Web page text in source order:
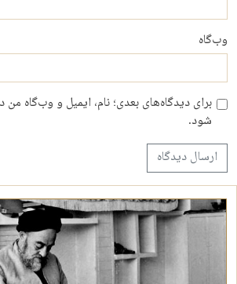
وب‌گاه
برای دیدگاه‌های بعدی؛ نام، ایمیل و وب‌گاه من
شود.